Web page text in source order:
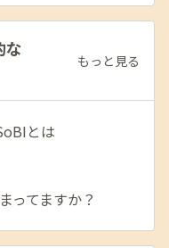
な
もっと見る
とは
ってますか？